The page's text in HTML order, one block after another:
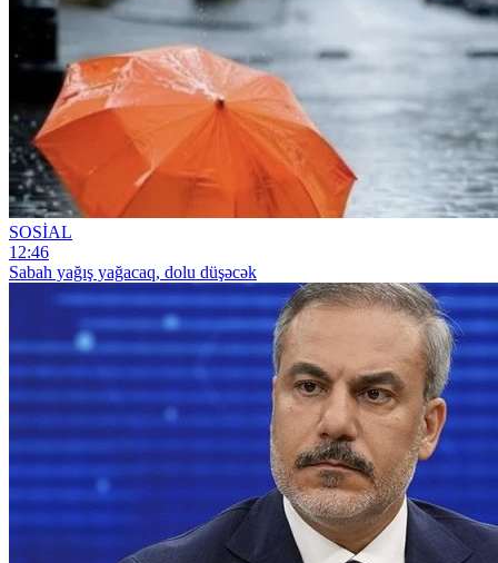
SOSİAL
12:46
Sabah yağış yağacaq, dolu düşəcək